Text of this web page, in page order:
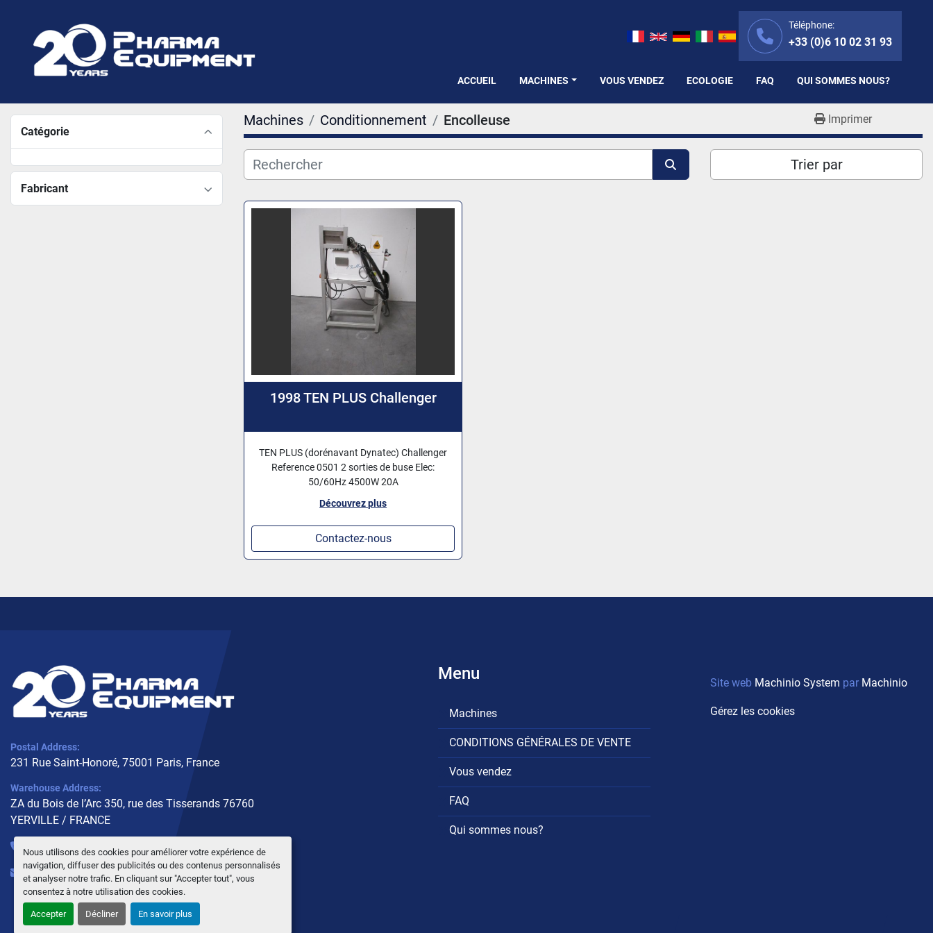
Nous utilisons des cookies pour améliorer votre expérience de
navigation, diffuser des publicités ou des contenus personnalisés
et analyser notre trafic. En cliquant sur "Accepter tout", vous
consentez à notre utilisation des cookies.
Accepter Décliner En savoir plus
Téléphone:
+33 (0)6 10 02 31 93
ACCUEIL MACHINES VOUS VENDEZ ECOLOGIE FAQ QUI SOMMES NOUS?
Catégorie
Fabricant
Machines Conditionnement Encolleuse Imprimer
Trier par
1998 TEN PLUS Challenger
TEN PLUS (dorénavant Dynatec) Challenger
Reference 0501 2 sorties de buse Elec:
50/60Hz 4500W 20A
Découvrez plus
Contactez-nous
Postal Address:
231 Rue Saint-Honoré, 75001 Paris, France
Warehouse Address:
ZA du Bois de l’Arc 350, rue des Tisserands 76760
YERVILLE / FRANCE
+33 (0)6 10 02 31 93
info@pharmaequipment.fr
Menu
Machines
CONDITIONS GÉNÉRALES DE VENTE
Vous vendez
FAQ
Qui sommes nous?
Site web Machinio System par Machinio
Gérez les cookies